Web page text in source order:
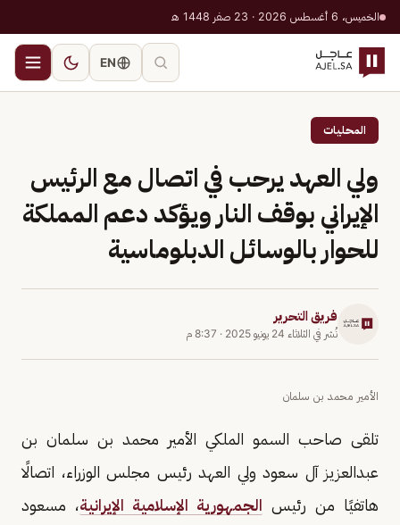
الخميس، 6 أغسطس 2026 · 23 صفر 1448 هـ
EN
المحليات
ولي العهد يرحب في اتصال مع الرئيس
الإيراني بوقف النار ويؤكد دعم المملكة
للحوار بالوسائل الدبلوماسية
فريق التحرير
نُشر في الثلاثاء 24 يونيو 2025 · 8:37 م
الأمير محمد بن سلمان
تلقى صاحب السمو الملكي الأمير محمد بن سلمان بن
عبدالعزيز آل سعود ولي العهد رئيس مجلس الوزراء، اتصالًا
هاتفيًا من رئيس الجمهورية الإسلامية الإيرانية، مسعود